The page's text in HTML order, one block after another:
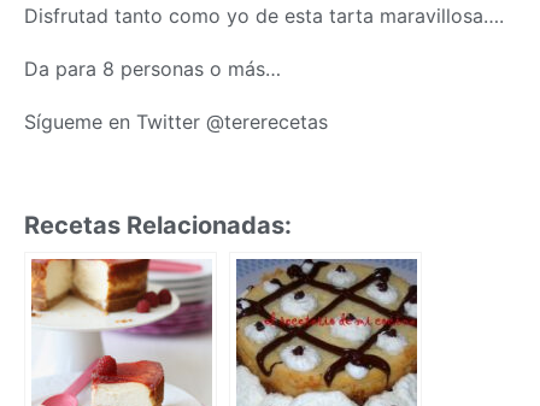
Disfrutad tanto como yo de esta tarta maravillosa….
Da para 8 personas o más…
Sígueme en Twitter @tererecetas
Recetas Relacionadas: